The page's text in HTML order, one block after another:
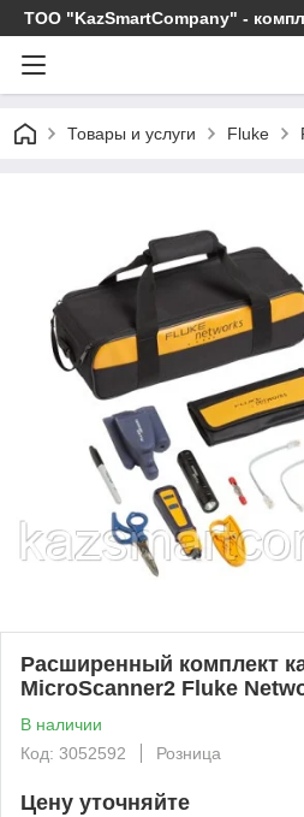
ТОО "KazSmartCompany" -
Товары и услуги Fluke
Расширенный комплект
MicroScanner2 Fluke
В наличии
Код: 3052592
Розница
Цену уточняйте